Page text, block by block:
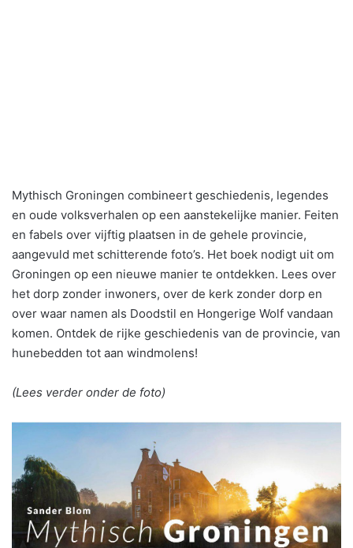
Mythisch Groningen combineert geschiedenis, legendes
en oude volksverhalen op een aanstekelijke manier. Feiten
en fabels over vijftig plaatsen in de gehele provincie,
aangevuld met schitterende foto’s. Het boek nodigt uit om
Groningen op een nieuwe manier te ontdekken. Lees over
het dorp zonder inwoners, over de kerk zonder dorp en
over waar namen als Doodstil en Hongerige Wolf vandaan
komen. Ontdek de rijke geschiedenis van de provincie, van
hunebedden tot aan windmolens!
(Lees verder onder de foto)